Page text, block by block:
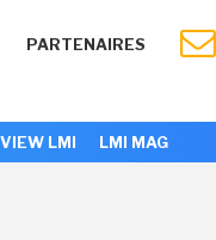
PARTENAIRES
LMI LMI MAG